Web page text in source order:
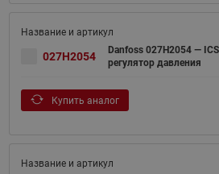
027H2054
Danfoss 027H2054 —
регулятор давления
Купить аналог